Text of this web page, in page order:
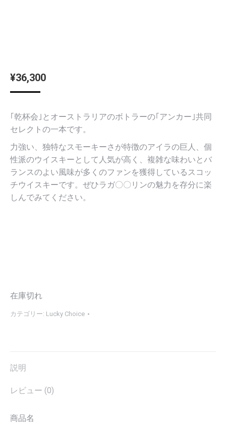
¥36,300
｢乾杯会｣とオーストラリアのボトラーの｢アンカー｣共同
セレクトの一本です。
力強い、独特なスモーキーさが特徴のアイラの巨人、個
性派のウイスキーとして人気が高く、複雑な味わいとバ
ランスのよい風味が多くのファンを獲得しているスコッ
チウイスキーです。ぜひラガ〇〇リンの魅力を存分に楽
しんでみてください。
在庫切れ
カテゴリー: Lucky Choice
説明
レビュー (0)
商品名